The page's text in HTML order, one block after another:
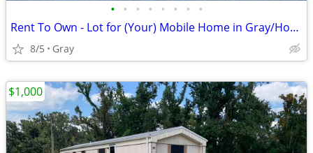
• • • • • • • •
Rent To Own - Lot for (Your) Mobile Home in Gray/Houma
8/5 Gray
$1,000